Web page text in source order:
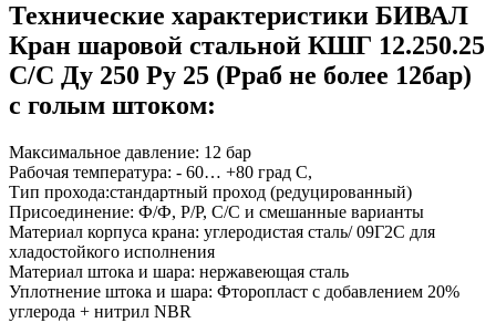
Технические характеристики БИВАЛ
Кран шаровой стальной КШГ 12.250.25
С/С Ду 250 Ру 25 (Рраб не более 12бар)
с голым штоком:
Максимальное давление: 12 бар
Рабочая температура: - 60… +80 град С,
Тип прохода:стандартный проход (редуцированный)
Присоединение: Ф/Ф, Р/Р, С/С и смешанные варианты
Материал корпуса крана: углеродистая сталь/ 09Г2С для
хладостойкого исполнения
Материал штока и шара: нержавеющая сталь
Уплотнение штока и шара: Фторопласт с добавлением 20%
углерода + нитрил NBR